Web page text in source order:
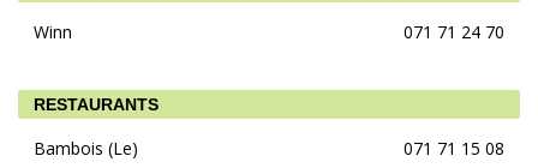
Winn 071 71 24 70
RESTAURANTS
Bambois (Le)
071 71 15 08